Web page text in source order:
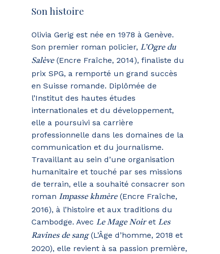
Son histoire
Olivia Gerig est née en 1978 à Genève.
Son premier roman policier, L’Ogre du
Salève(Encre Fraîche, 2014), finaliste du
prix SPG, a remporté un grand succès
en Suisse romande. Diplômée de
l’Institut des hautes études
internationales et du développement,
elle a poursuivi sa carrière
professionnelle dans les domaines de la
communication et du journalisme.
Travaillant au sein d’une organisation
humanitaire et touché par ses missions
de terrain, elle a souhaité consacrer son
roman Impasse khmère(Encre Fraîche,
2016), à l’histoire et aux traditions du
Cambodge. Avec Le Mage Noiret Les
Ravines de sang(L’Âge d’homme, 2018 et
2020), elle revient à sa passion première,